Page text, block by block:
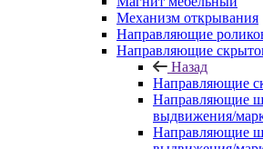
Механизм открывания
Направляющие
Направляющие
Назад
Направляющие
Направляющие
выдвижения/
Направляющие